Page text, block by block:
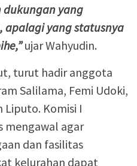
yang
apalagi yang statusnya
ujar Wahyudin.
turut hadir anggota
Salilama, Femi Udoki,
Liputo. Komisi I
mengawal agar
dan fasilitas
kelurahan dapat